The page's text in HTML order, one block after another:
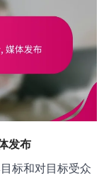
动的价值。 如何
成功的关键步
有效地吸引参与